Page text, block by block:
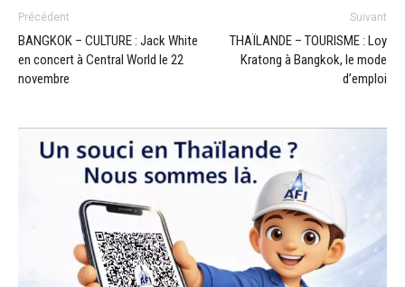
Précédent
BANGKOK – CULTURE : Jack White
en concert à Central World le 22
novembre
Suivant
THAÏLANDE – TOURISME : Loy
Kratong à Bangkok, le mode
d’emploi